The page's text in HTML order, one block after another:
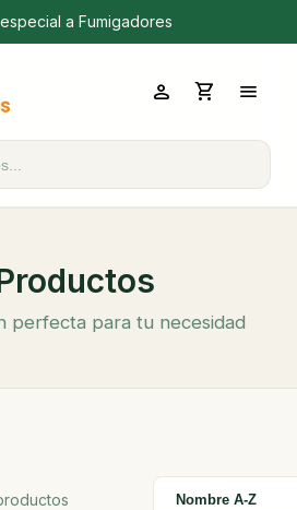
de plagas?
person shopping_cart menu
perfecta para tu necesidad
Ordenar por